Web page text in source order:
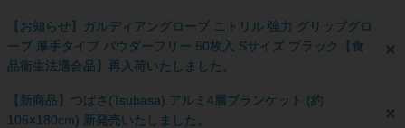
【お知らせ】ガルディアングローブ ニトリル 強力 グリップグロ
ーブ 厚手タイプ パウダーフリー 50枚入 Sサイズ ブラック【食
品衛生法適合品】再入荷いたしました。
【新商品】つばさ(Tsubasa) アルミ4層ブランケット (約
105×180cm) 新発売いたしました。